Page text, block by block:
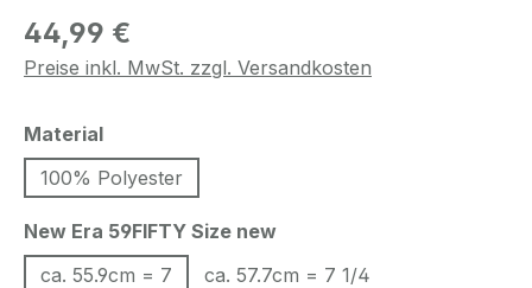
Regulärer Preis:
44,99 €
Preise inkl. MwSt. zzgl. Versandkosten
Materialauswählen
100% Polyester
New Era 59FIFTY Size newauswählen
ca. 55.9cm = 7
ca. 57.7cm = 7 1/4